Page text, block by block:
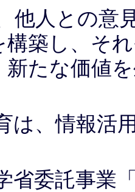
他人との意
構築し、そ
新たな価値
は、情報活
省委託事業